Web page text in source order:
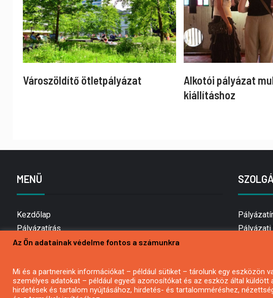
Városzöldítő ötletpályázat
Alkotói pályázat
kiállításhoz
MENÜ
Kezdőlap
Pályázatírás
Bemutatkozás
Hírlevél feliratkozás
Impresszum
Az Ön adatainak védelme fontos a számunkra
Mi és a partnereink információkat – például sütiket – tárolunk egy eszközön
személyes adatokat – például egyedi azonosítókat és az eszköz által
hirdetések és tartalom nyújtásához, hirdetés- és tartalomméréshez,